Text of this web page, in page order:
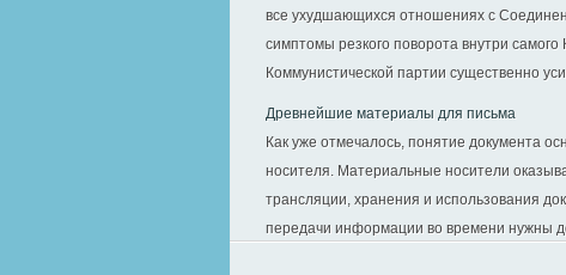
все ухудшающихся отношениях с
симптомы резкого поворота внутри
Коммунистической партии существенно
Древнейшие материалы для письма
Как уже отмечалось, понятие документа
носителя. Материальные носители
трансляции, хранения и использования
передачи информации во времени нужны